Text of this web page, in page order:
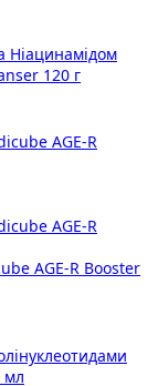
Ніацинамідом
120 г
AGE-R Booster